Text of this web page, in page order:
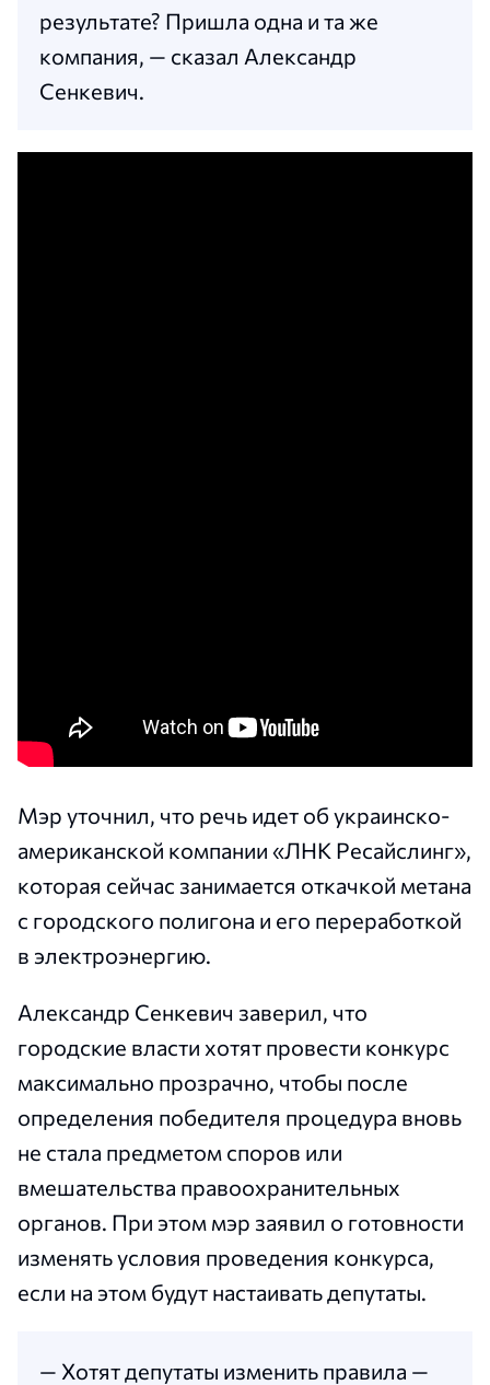
результате? Пришла одна и та же
компания, — сказал Александр
Сенкевич.
Мэр уточнил, что речь идет об украинско-
американской компании «ЛНК Ресайслинг»,
которая сейчас занимается откачкой метана
с городского полигона и его переработкой
в электроэнергию.
Александр Сенкевич заверил, что
городские власти хотят провести конкурс
максимально прозрачно, чтобы после
определения победителя процедура вновь
не стала предметом споров или
вмешательства правоохранительных
органов. При этом мэр заявил о готовности
изменять условия проведения конкурса,
если на этом будут настаивать депутаты.
— Хотят депутаты изменить правила —